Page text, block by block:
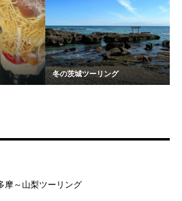
冬の茨城ツーリング
摩～山梨ツーリング